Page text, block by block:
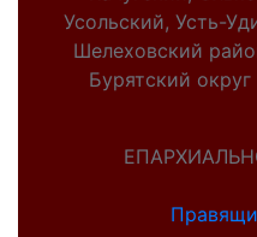
Усольский, Усть-
Шелеховский
Бурятский